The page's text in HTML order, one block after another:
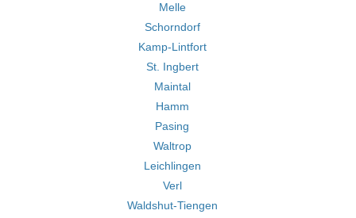
Melle
Schorndorf
Kamp-Lintfort
St. Ingbert
Maintal
Hamm
Pasing
Waltrop
Leichlingen
Verl
Waldshut-Tiengen